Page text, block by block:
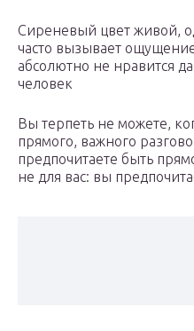
Сиреневый цвет живой,
часто вызывает
абсолютно не нравится
человек
Вы терпеть не можете,
прямого, важного
предпочитаете быть
не для вас: вы